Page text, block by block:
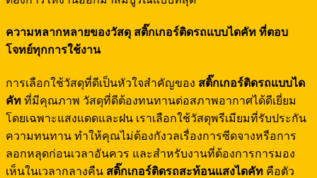
ความหลากหลายของวัสดุ สติ๊กเกอร์ติดรถแบบไดคัท ที่ตอบ
โจทย์ทุกการใช้งาน
การเลือกใช้วัสดุที่ดีเป็นหัวใจสำคัญของ สติ๊กเกอร์ติดรถแบบได
คัท ที่มีคุณภาพ วัสดุที่ดีต้องทนทานต่อสภาพอากาศได้ดีเยี่ยม
โดยเฉพาะแสงแดดและฝน เราเลือกใช้วัสดุพรีเมียมที่รับประกัน
ความทนทาน ทำให้คุณไม่ต้องกังวลเรื่องการซีดจางหรือการ
ลอกหลุดก่อนเวลาอันควร และสำหรับงานที่ต้องการการมอง
เห็นในเวลากลางคืน สติ๊กเกอร์ติดรถสะท้อนแสงไดคัท คือตัว